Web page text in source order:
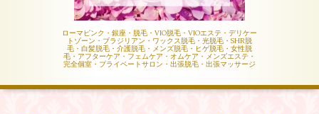
ローマピンク・銀座・脱毛・VIO脱毛・VIOエステ・デリケー
トゾーン・ブラジリアン・ワックス脱毛・光脱毛・SHR脱
毛・白髪脱毛・介護脱毛・メンズ脱毛・ヒゲ脱毛・女性脱
毛・アフターケア・フェムケア・オムケア・メンズエステ・
完全個室・プライベートサロン・出張脱毛・出張マッサージ